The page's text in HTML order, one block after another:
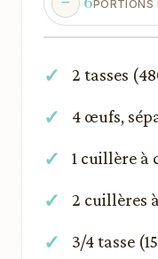
PORTIONS
2 tasses
4 œufs,
1 cuillère à
2 cuillères
3/4 tasse